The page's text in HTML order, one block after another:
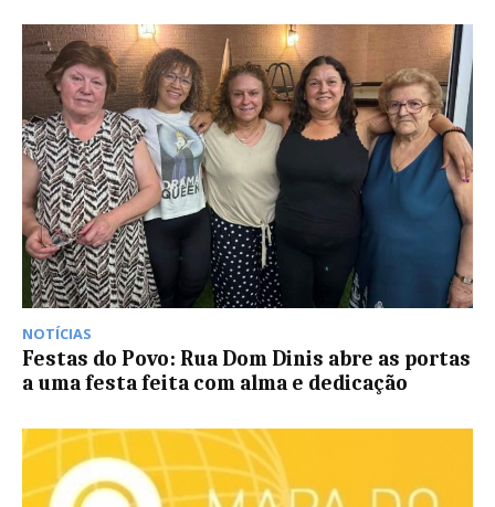
NOTÍCIAS
Festas do Povo: Rua Dom Dinis abre as portas
a uma festa feita com alma e dedicação